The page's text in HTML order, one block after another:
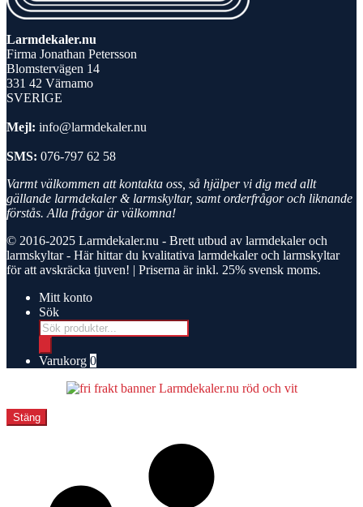
Larmdekaler.nu
Firma Jonathan Petersson
Blomstervägen 14
331 42 Värnamo
SVERIGE
Mejl: info@larmdekaler.nu
SMS: 076-797 62 58
Varmt välkommen att kontakta oss, så hjälper vi dig med allt
gällande larmdekaler & larmskyltar, samt orderfrågor och liknande
förstås. Alla frågor är välkomna!
© 2016-2025 Larmdekaler.nu - Brett utbud av larmdekaler och
larmskyltar- Här hittar du kvalitativa larmdekaler och larmskyltar
för att avskräcka tjuven! | Priserna är inkl. 25% svensk moms.
Mitt konto
Sök
Products
search
Varukorg 0
Stäng